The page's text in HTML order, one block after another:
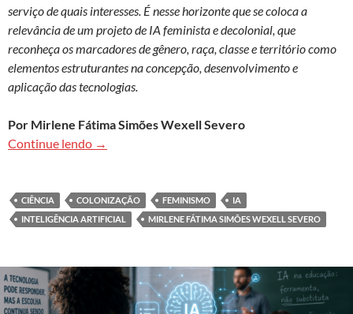
serviço de quais interesses. É nesse horizonte que se coloca a
relevância de um projeto de IA feminista e decolonial, que
reconheça os marcadores de gênero, raça, classe e território como
elementos estruturantes na concepção, desenvolvimento e
aplicação das tecnologias.
Por Mirlene Fátima Simões Wexell Severo
Continue lendo Inteligência artificial e feminismo: vinculação
→
CIÊNCIA COLONIZAÇÃO FEMINISMO
IA
INTELIGÊNCIA ARTIFICIAL
MIRLENE FÁTIMA SIMÕES WEXELL SEVERO